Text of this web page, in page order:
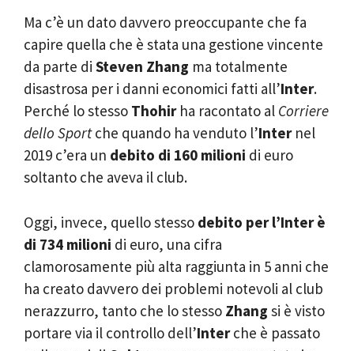
Ma c’è un dato davvero preoccupante che fa
capire quella che è stata una gestione vincente
da parte di Steven Zhang ma totalmente
disastrosa per i danni economici fatti all’Inter.
Perché lo stesso Thohirha racontato al Corriere
dello Sportche quando ha venduto l’Internel
2019 c’era un debito di 160 milioni di euro
soltanto che aveva il club.
Oggi, invece, quello stesso debito per l’Inter è
di 734 milioni di euro, una cifra
clamorosamente più alta raggiunta in 5 anni che
ha creato davvero dei problemi notevoli al club
nerazzurro, tanto che lo stesso Zhang si è visto
portare via il controllo dell’Interche è passato